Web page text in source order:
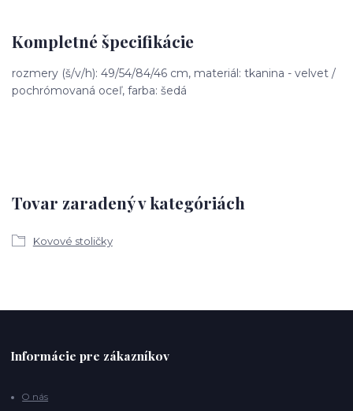
Kompletné špecifikácie
rozmery (š/v/h): 49/54/84/46 cm, materiál: tkanina - velvet /
pochrómovaná oceľ, farba: šedá
Tovar zaradený v kategóriách
Kovové stoličky
Informácie pre zákazníkov
O nás